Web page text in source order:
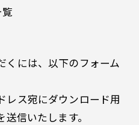
くには、以下のフォーム
レス宛にダウンロード用
信いたします。